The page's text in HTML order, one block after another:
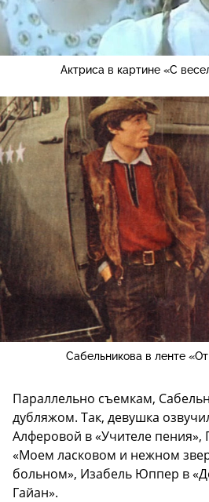
Актриса в картине «С
Сабельникова в ленте
Параллельно съемкам,
дубляжом. Так, девушка
Алферовой в «Учителе пения»,
«Моем ласковом и нежном
больном», Изабель Юппер в
Гайан».